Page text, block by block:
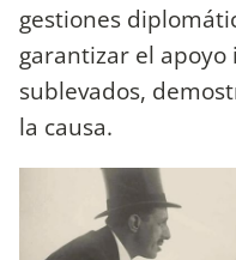
gestiones
garantizar el
sublevados,
la causa.